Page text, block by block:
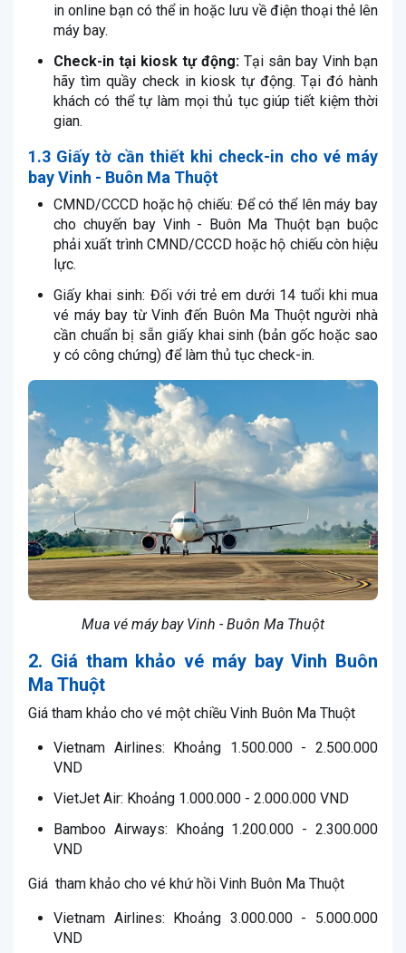
in online bạn có thể in hoặc lưu về điện thoại thẻ lên
máy bay.
Check-in tại kiosk tự động: Tại sân bay Vinh bạn
hãy tìm quầy check in kiosk tự động. Tại đó hành
khách có thể tự làm mọi thủ tục giúp tiết kiệm thời
gian.
1.3 Giấy tờ cần thiết khi check-in cho vé máy
bay Vinh - Buôn Ma Thuột
CMND/CCCD hoặc hộ chiếu: Để có thể lên máy bay
cho chuyến bay Vinh - Buôn Ma Thuột bạn buộc
phải xuất trình CMND/CCCD hoặc hộ chiếu còn hiệu
lực.
Giấy khai sinh: Đối với trẻ em dưới 14 tuổi khi mua
vé máy bay từ Vinh đến Buôn Ma Thuột người nhà
cần chuẩn bị sẵn giấy khai sinh (bản gốc hoặc sao
y có công chứng) để làm thủ tục check-in.
Mua vé máy bay Vinh - Buôn Ma Thuột
2. Giá tham khảo vé máy bay Vinh Buôn
Ma Thuột
Giá tham khảo cho vé một chiều Vinh Buôn Ma Thuột
Vietnam Airlines: Khoảng 1.500.000 - 2.500.000
VND
VietJet Air: Khoảng 1.000.000 - 2.000.000 VND
Bamboo Airways: Khoảng 1.200.000 - 2.300.000
VND
Giá tham khảo cho vé khứ hồi Vinh Buôn Ma Thuột
Vietnam Airlines: Khoảng 3.000.000 - 5.000.000
VND